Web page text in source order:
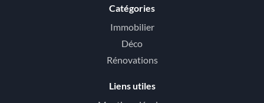
Catégories
Immobilier
Déco
Rénovations
Liens utiles